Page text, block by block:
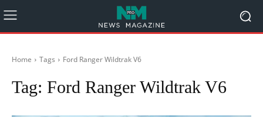
Home Tags Ford Ranger Wildtrak V6
Tag: Ford Ranger Wildtrak V6